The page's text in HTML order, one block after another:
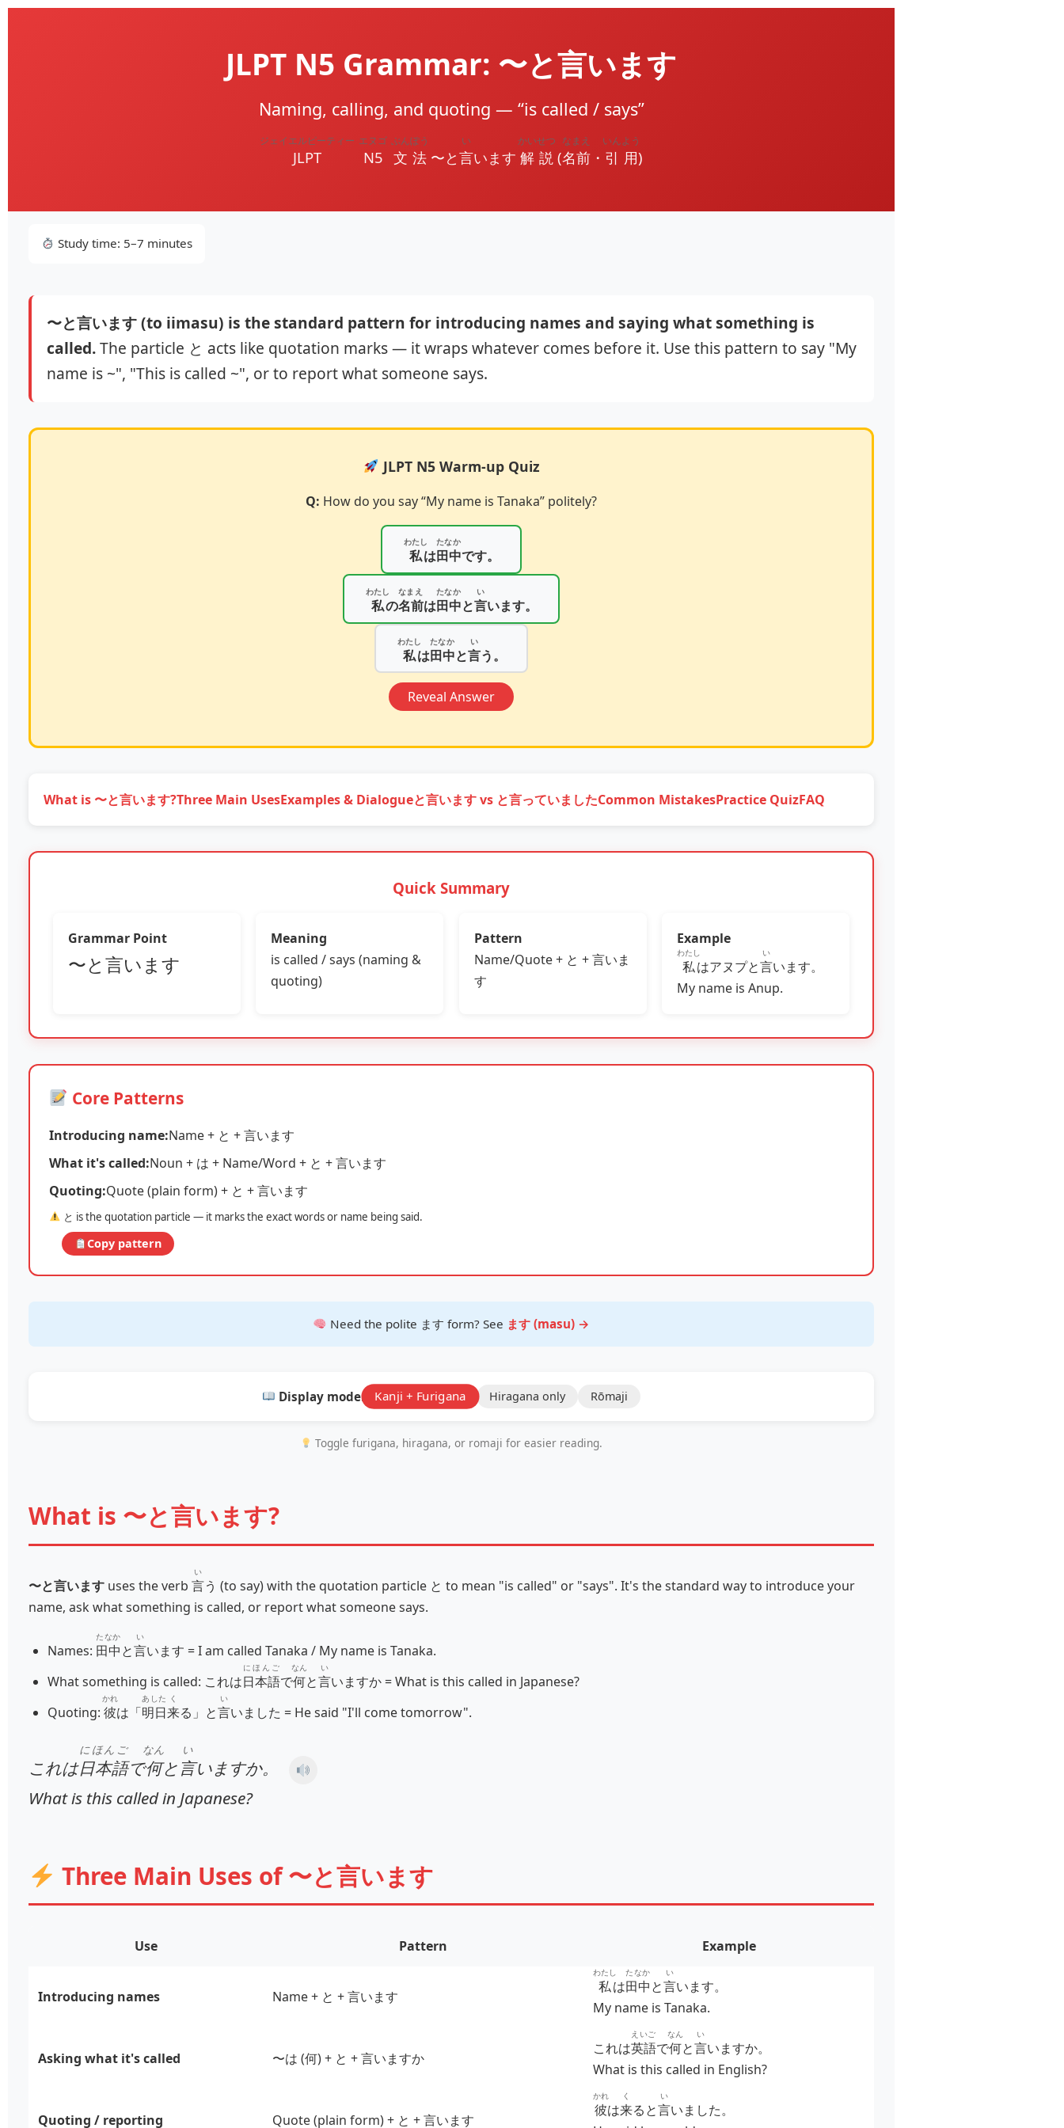
JLPT N5 Grammar: 〜と言います
Naming, calling, and quoting — “is called / says”
JLPT
ジェイエルピーティー
N5
エヌゴ
文法
ぶんぽう
〜と言
い
います 解説
かいせつ
(名前
なまえ
・ 引用
いんよう
)
Study time: 5–7 minutes
〜と言います (to iimasu) is the standard pattern for introducing names and saying what something is
called.The particle と acts like quotation marks — it wraps whatever comes before it. Use this pattern to say "My
name is ~", "This is called ~", or to report what someone says.
JLPT N5 Warm-up Quiz
Q: How do you say “My name is Tanaka” politely?
私
わたし
は田中
たなか
です。
私
わたし
の名前
なまえ
は田中
たなか
と言
い
います。
私
わたし
は田中
たなか
と言
い
う。
Reveal Answer
What is 〜と言います?Three Main UsesExamples & Dialogueと言います vs と言っていましたCommon MistakesPractice QuizFAQ
Quick Summary
Grammar Point
〜と言います
Meaning
is called / says (naming &
quoting)
Pattern
Name/Quote + と + 言いま
す
Example
私
わたし
はアヌプと言
い
います。
My name is Anup.
Core Patterns
Introducing name:Name + と + 言います
What it's called:Noun + は + Name/Word + と + 言います
Quoting:Quote (plain form) + と + 言います
と is the quotation particle — it marks the exact words or name being said.
Copy pattern
Need the polite ます form? See ます (masu) →
Display mode: Kanji + Furigana Hiragana only Rōmaji
Toggle furigana, hiragana, or romaji for easier reading.
What is 〜と言います?
〜と言います uses the verb 言
い
う (to say) with the quotation particle と to mean "is called" or "says". It's the standard way to introduce your
name, ask what something is called, or report what someone says.
Names: 田中
たなか
と言
い
います = I am called Tanaka / My name is Tanaka.
What something is called: これは日本語
にほんご
で何
なん
と言
い
いますか = What is this called in Japanese?
Quoting: 彼
かれ
は「明日
あした
来
く
る」と言
い
いました = He said "I'll come tomorrow".
これは日本語
にほんご
で何
なん
と言
い
いますか。
What is this called in Japanese?
Three Main Uses of 〜と言います
Use Pattern Example
Introducing names Name + と + 言います
私
わたし
は田中
たなか
と言
い
います。
My name is Tanaka.
Asking what it's called 〜は (何) + と + 言いますか
これは英語
えいご
で何
なん
と言
い
いますか。
What is this called in English?
Quoting / reporting Quote (plain form) + と + 言います
彼
かれ
は来
く
ると言
い
いました。